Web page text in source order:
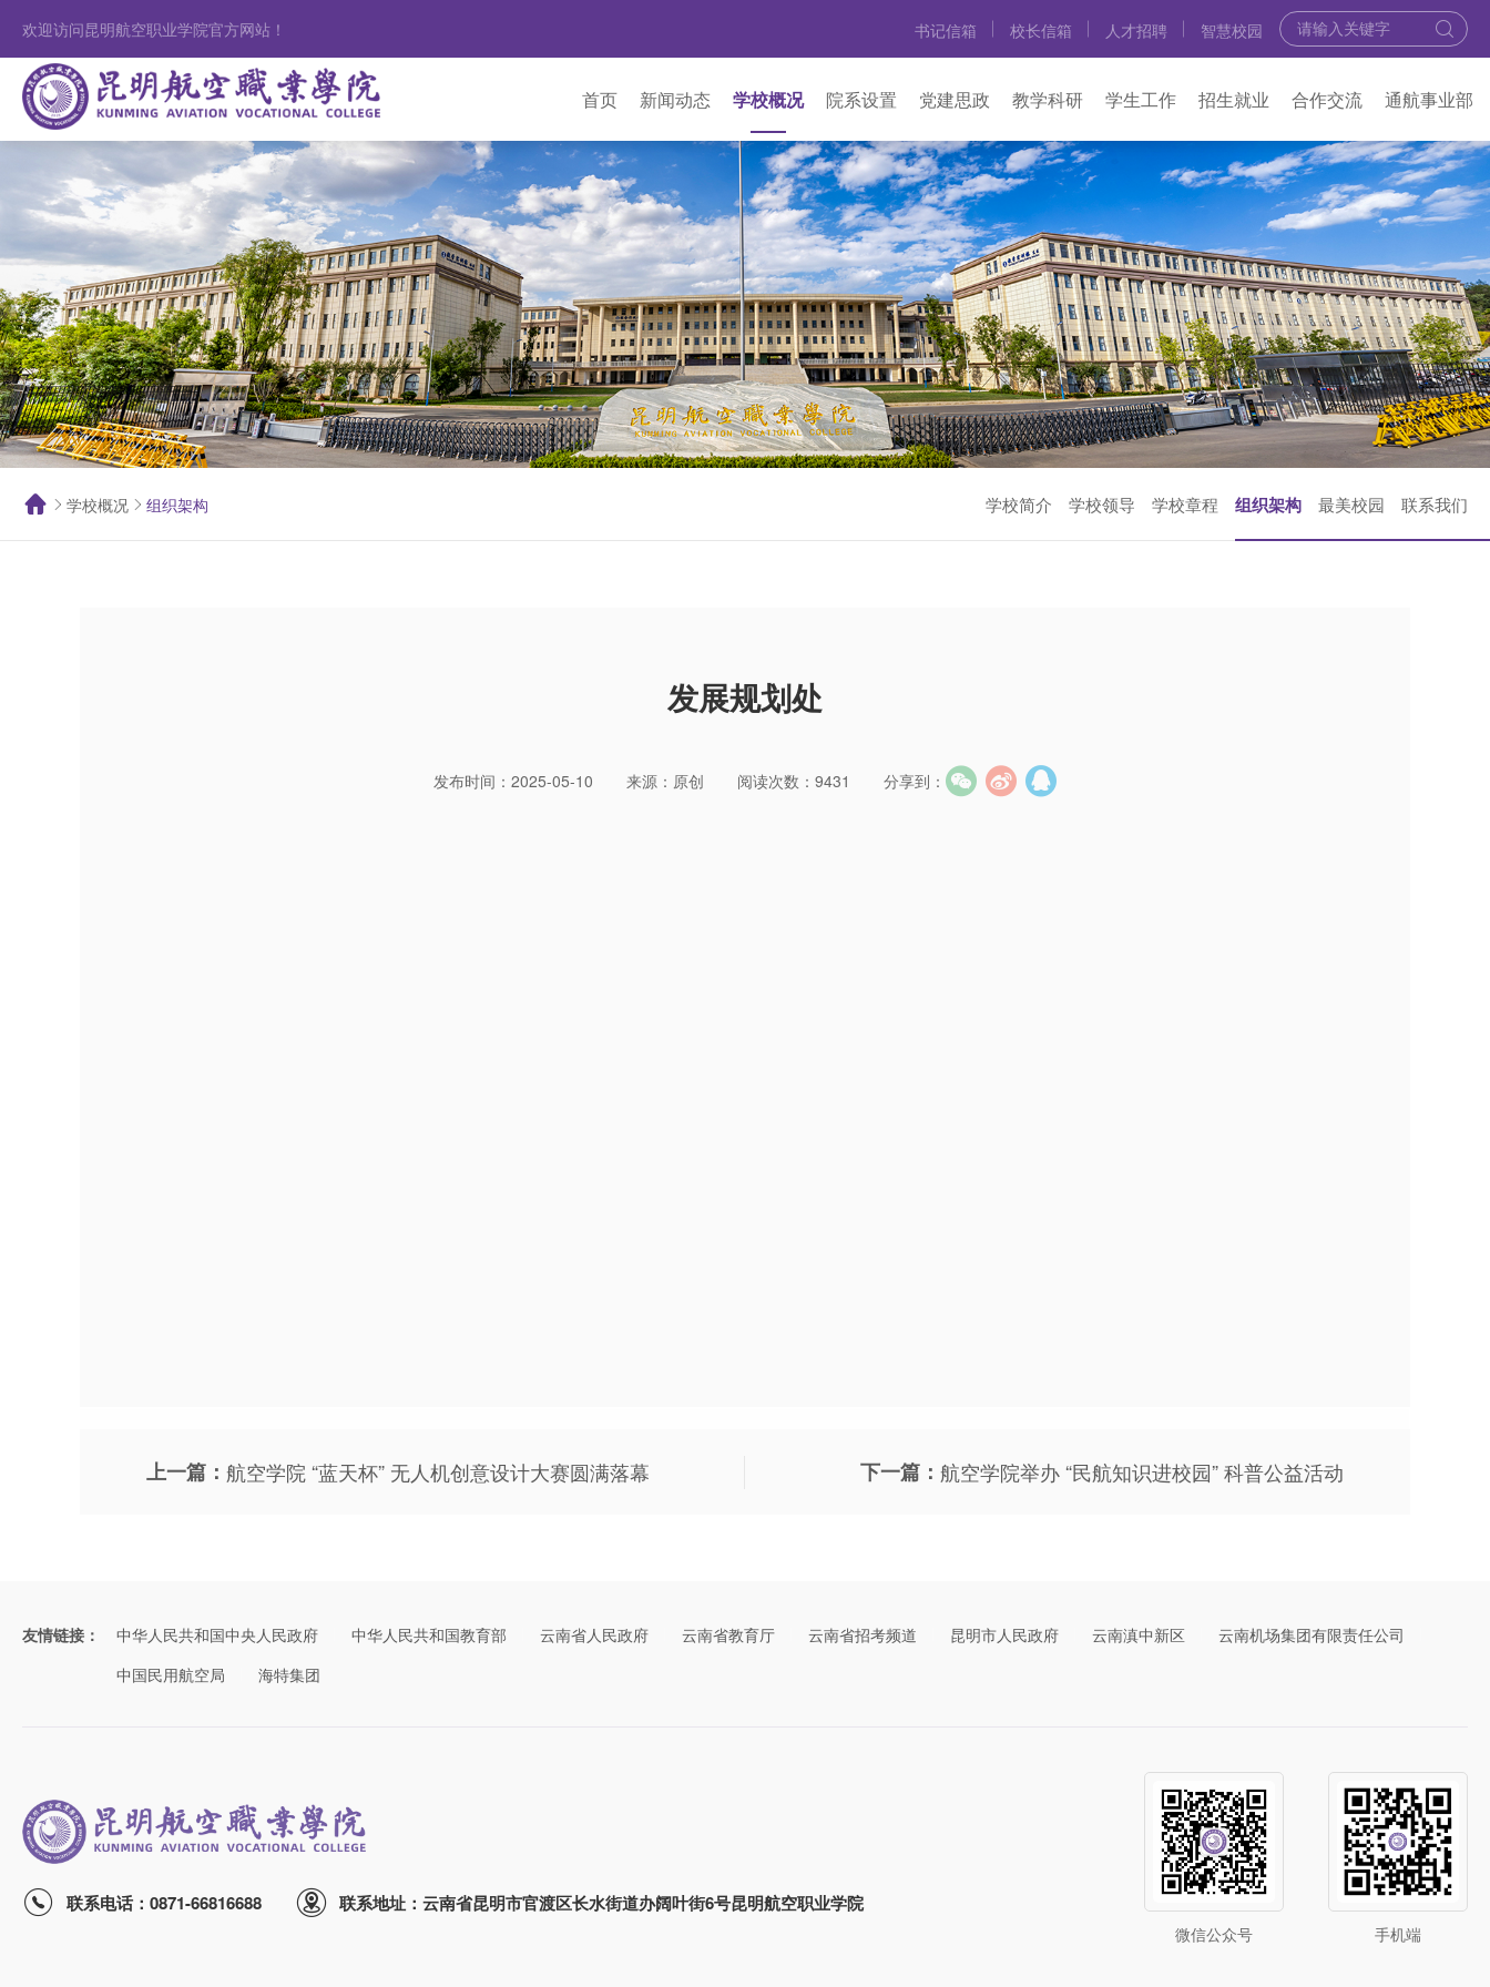
欢迎访问昆明航空职业学院官方网站！ 书记信箱 校长信箱 人才招聘 智慧校园
首页 新闻动态 学校概况 院系设置 党建思政 教学科研 学生工作 招生就业 合作交流 通航事业部
学校概况 组织架构 学校简介 学校领导 学校章程 组织架构 最美校园 联系我们
发展规划处
发布时间：2025-05-10 来源：原创 阅读次数：9431 分享到：
上一篇： 航空学院 “蓝天杯” 无人机创意设计大赛圆满落幕 下一篇： 航空学院举办 “民航知识进校园” 科普公益活动
友情链接： 中华人民共和国中央人民政府 中华人民共和国教育部 云南省人民政府 云南省教育厅 云南省招考频道 昆明市人民政府 云南滇中新区
云南机场集团有限责任公司
中国民用航空局
海特集团
联系电话：0871-66816688 联系地址：云南省昆明市官渡区长水街道办阔叶街6号昆明航空职业学院
微信公众号 手机端